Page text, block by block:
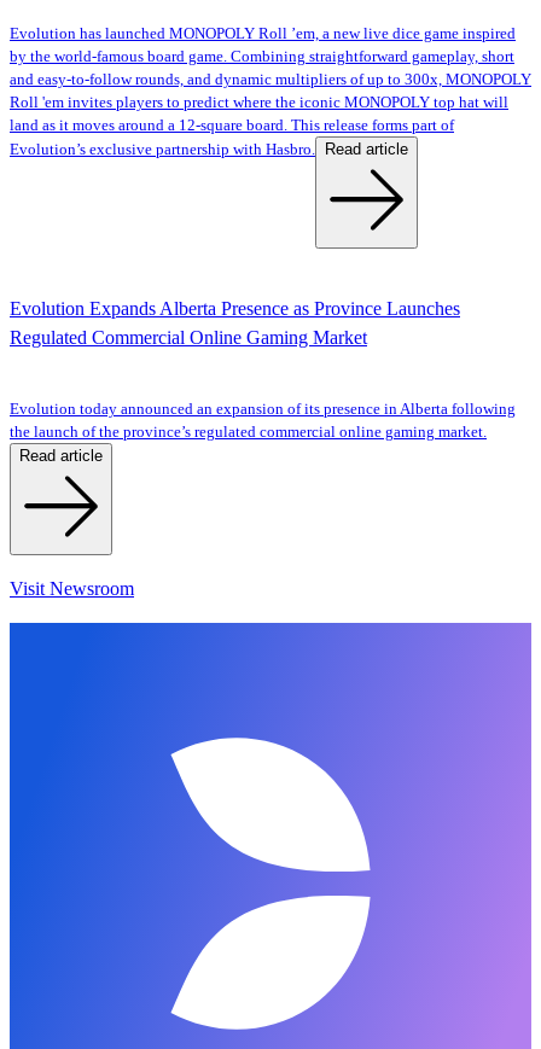
Evolution has launched MONOPOLY Roll ’em, a new live dice game inspired
by the world-famous board game. Combining straightforward gameplay, short
and easy-to-follow rounds, and dynamic multipliers of up to 300x, MONOPOLY
Roll 'em invites players to predict where the iconic MONOPOLY top hat will
land as it moves around a 12-square board. This release forms part of
Evolution’s exclusive partnership with Hasbro.
Read article
Evolution Expands Alberta Presence as Province Launches
Regulated Commercial Online Gaming Market
Evolution today announced an expansion of its presence in Alberta following
the launch of the province’s regulated commercial online gaming market.
Read article
Visit Newsroom